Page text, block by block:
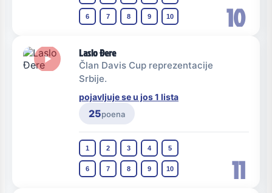
10
6 7 8 9 10
11
Laslo Đere
Član Davis Cup reprezentacije
Srbije.
pojavljuje se u jos 1 lista
25poena
1 2 3 4 5
6 7 8 9 10